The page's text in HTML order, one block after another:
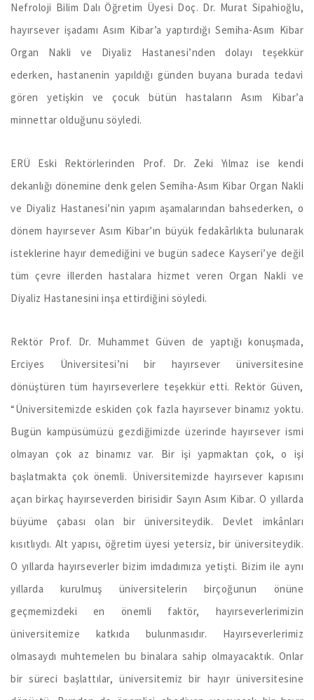
Nefroloji Bilim Dalı Öğretim Üyesi Doç. Dr. Murat Sipahioğlu,
hayırsever işadamı Asım Kibar’a yaptırdığı Semiha-Asım Kibar
Organ Nakli ve Diyaliz Hastanesi’nden dolayı teşekkür
ederken, hastanenin yapıldığı günden buyana burada tedavi
gören yetişkin ve çocuk bütün hastaların Asım Kibar’a
minnettar olduğunu söyledi.
ERÜ Eski Rektörlerinden Prof. Dr. Zeki Yılmaz ise kendi
dekanlığı dönemine denk gelen Semiha-Asım Kibar Organ Nakli
ve Diyaliz Hastanesi’nin yapım aşamalarından bahsederken, o
dönem hayırsever Asım Kibar’ın büyük fedakârlıkta bulunarak
isteklerine hayır demediğini ve bugün sadece Kayseri’ye değil
tüm çevre illerden hastalara hizmet veren Organ Nakli ve
Diyaliz Hastanesini inşa ettirdiğini söyledi.
Rektör Prof. Dr. Muhammet Güven de yaptığı konuşmada,
Erciyes Üniversitesi’ni bir hayırsever üniversitesine
dönüştüren tüm hayırseverlere teşekkür etti. Rektör Güven,
“Üniversitemizde eskiden çok fazla hayırsever binamız yoktu.
Bugün kampüsümüzü gezdiğimizde üzerinde hayırsever ismi
olmayan çok az binamız var. Bir işi yapmaktan çok, o işi
başlatmakta çok önemli. Üniversitemizde hayırsever kapısını
açan birkaç hayırseverden birisidir Sayın Asım Kibar. O yıllarda
büyüme çabası olan bir üniversiteydik. Devlet imkânları
kısıtlıydı. Alt yapısı, öğretim üyesi yetersiz, bir üniversiteydik.
O yıllarda hayırseverler bizim imdadımıza yetişti. Bizim ile aynı
yıllarda kurulmuş üniversitelerin birçoğunun önüne
geçmemizdeki en önemli faktör, hayırseverlerimizin
üniversitemize katkıda bulunmasıdır. Hayırseverlerimiz
olmasaydı muhtemelen bu binalara sahip olmayacaktık. Onlar
bir süreci başlattılar, üniversitemiz bir hayır üniversitesine